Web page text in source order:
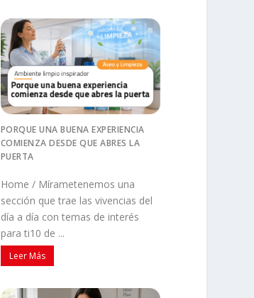
PORQUE UNA BUENA EXPERIENCIA
COMIENZA DESDE QUE ABRES LA
PUERTA
Home / Mírametenemos una
sección que trae las vivencias del
día a día con temas de interés
para ti10 de ...
Leer Más